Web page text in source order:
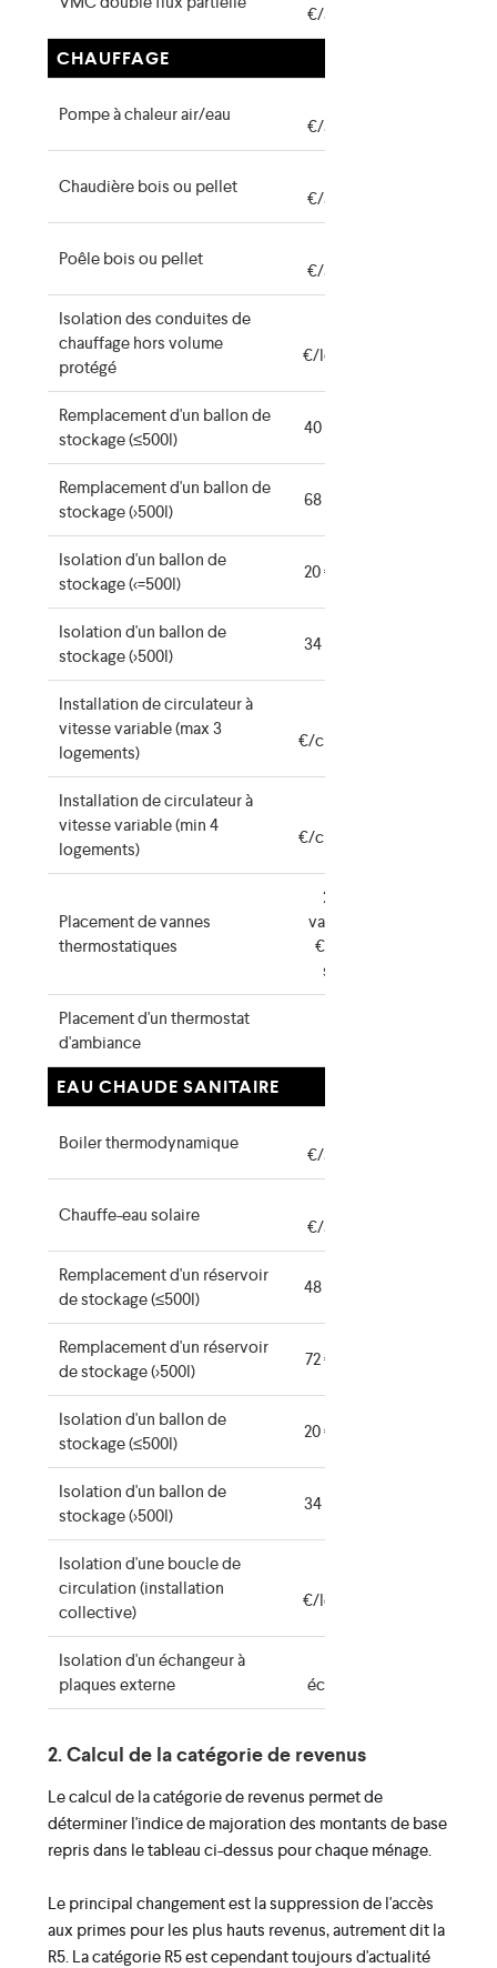
€/appareil
CHAUFFAGE
Pompe à chaleur air/eau
€/appareil
Chaudière bois ou pellet
€/appareil
Poêle bois ou pellet
€/appareil
Isolation des conduites de
chauffage hors volume
protégé
€/logement
Remplacement d'un ballon de
stockage (≤500l)
40 €/ballon
Remplacement d'un ballon de
stockage (>500l)
68 €/ballon
Isolation d'un ballon de
stockage (<=500l)
20 €/ballon
Isolation d'un ballon de
stockage (>500l)
34 €/ballon
Installation de circulateur à
vitesse variable (max 3
logements)
€/circulateur
Installation de circulateur à
vitesse variable (min 4
logements)
€/circulateur
Placement de vannes
thermostatiques
20 €/5
vannes + 4
€/vanne
suppl.
Placement d'un thermostat
d'ambiance
EAU CHAUDE SANITAIRE
Boiler thermodynamique
€/appareil
Chauffe-eau solaire
€/appareil
Remplacement d'un réservoir
de stockage (≤500l)
48 €/ballon
Remplacement d'un réservoir
de stockage (>500l)
72 €/ballon
Isolation d'un ballon de
stockage (≤500l)
20 €/ballon
Isolation d'un ballon de
stockage (>500l)
34 €/ballon
Isolation d'une boucle de
circulation (installation
collective)
€/logement
Isolation d'un échangeur à
plaques externe
échangeur
2. Calcul de la catégorie de revenus
Le calcul de la catégorie de revenus permet de
déterminer l'indice de majoration des montants de base
repris dans le tableau ci-dessus pour chaque ménage.
Le principal changement est la suppression de l'accès
aux primes pour les plus hauts revenus, autrement dit la
R5. La catégorie R5 est cependant toujours d'actualité